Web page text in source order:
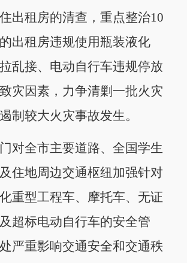
出租房的清查，重点整治10
出租房违规使用瓶装液化
乱接、电动自行车违规停放
灾因素，力争清剿一批火灾
制较大火灾事故发生。
全市主要道路、全国学生
住地周边交通枢纽加强针对
重型工程车、摩托车、无证
超标电动自行车的安全管
严重影响交通安全和交通秩